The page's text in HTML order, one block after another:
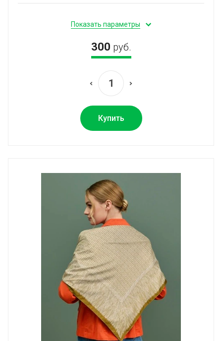
Показать параметры
300 руб.
Купить